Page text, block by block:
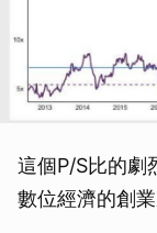
這個P/S比的劇
數位經濟的創